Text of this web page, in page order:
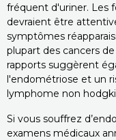
fréquent d'uriner. Les
devraient être
symptômes
plupart des cancers
rapports suggèrent
l'endométriose et un
lymphome non
Si vous souffrez
examens médicaux